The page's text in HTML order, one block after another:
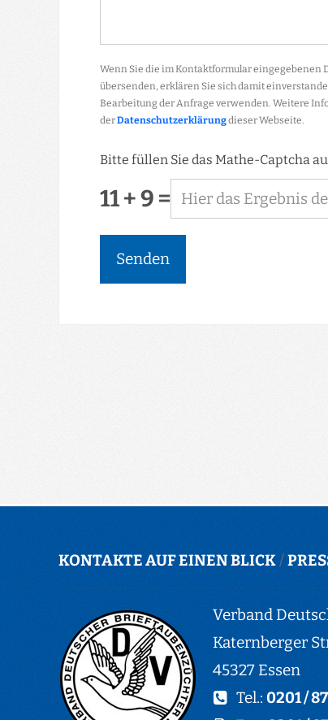
Wenn Sie die im Kontaktformular eingegebenen
übersenden, erklären Sie sich damit
Bearbeitung der Anfrage verwenden. Weitere
derDatenschutzerklärungdieser Webseite.
Bitte füllen Sie das Mathe-Captcha
11 + 9 =
Senden
KONTAKTE AUF EINEN BLICK/
Verband
Katernberger
45327 Essen
Tel.: 0201 /